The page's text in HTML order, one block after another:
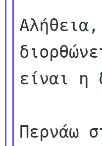
είναι η
Περνάω